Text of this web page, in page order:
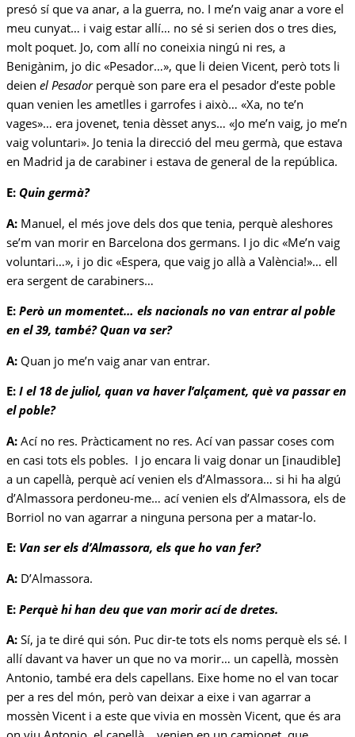
presó sí que va anar, a la guerra, no. I me’n vaig anar a vore el
meu cunyat… i vaig estar allí… no sé si serien dos o tres dies,
molt poquet. Jo, com allí no coneixia ningú ni res, a
Benigànim, jo dic «Pesador…», que li deien Vicent, però tots li
deien el Pesadorperquè son pare era el pesador d’este poble
quan venien les ametlles i garrofes i això… «Xa, no te’n
vages»… era jovenet, tenia dèsset anys… «Jo me’n vaig, jo me’n
vaig voluntari». Jo tenia la direcció del meu germà, que estava
en Madrid ja de carabiner i estava de general de la república.
E: Quin germà?
A: Manuel, el més jove dels dos que tenia, perquè aleshores
se’m van morir en Barcelona dos germans. I jo dic «Me’n vaig
voluntari…», i jo dic «Espera, que vaig jo allà a València!»… ell
era sergent de carabiners…
E: Però un momentet… els nacionals no van entrar al poble
en el 39, també? Quan va ser?
A: Quan jo me’n vaig anar van entrar.
E: I el 18 de juliol, quan va haver l’alçament, què va passar en
el poble?
A: Ací no res. Pràcticament no res. Ací van passar coses com
en casi tots els pobles. I jo encara li vaig donar un [inaudible]
a un capellà, perquè ací venien els d’Almassora… si hi ha algú
d’Almassora perdoneu-me… ací venien els d’Almassora, els de
Borriol no van agarrar a ninguna persona per a matar-lo.
E: Van ser els d’Almassora, els que ho van fer?
A: D’Almassora.
E: Perquè hi han deu que van morir ací de dretes.
A: Sí, ja te diré qui són. Puc dir-te tots els noms perquè els sé. I
allí davant va haver un que no va morir… un capellà, mossèn
Antonio, també era dels capellans. Eixe home no el van tocar
per a res del món, però van deixar a eixe i van agarrar a
mossèn Vicent i a este que vivia en mossèn Vicent, que és ara